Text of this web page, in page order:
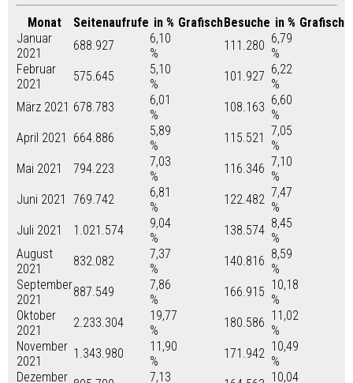
Monat Seitenaufrufe in % GrafischBesuche in % Grafisch
Januar
2021
688.927
6,10
%
111.280 6,79
%
Februar
2021
575.645
5,10
%
101.927 6,22
%
März 2021 678.783
6,01
%
108.163 6,60
%
April 2021
664.886
5,89
%
115.521 7,05
%
Mai 2021
794.223
7,03
%
116.346 7,10
%
Juni 2021
769.742
6,81
%
122.482 7,47
%
Juli 2021
1.021.574
9,04
%
138.574 8,45
%
August
2021
832.082
7,37
%
140.816 8,59
%
September
2021
887.549
7,86
%
166.915 10,18
%
Oktober
2021
2.233.304
19,77
%
180.586 11,02
%
November
2021
1.343.980
11,90
%
171.942 10,49
%
Dezember
7,13
10,04